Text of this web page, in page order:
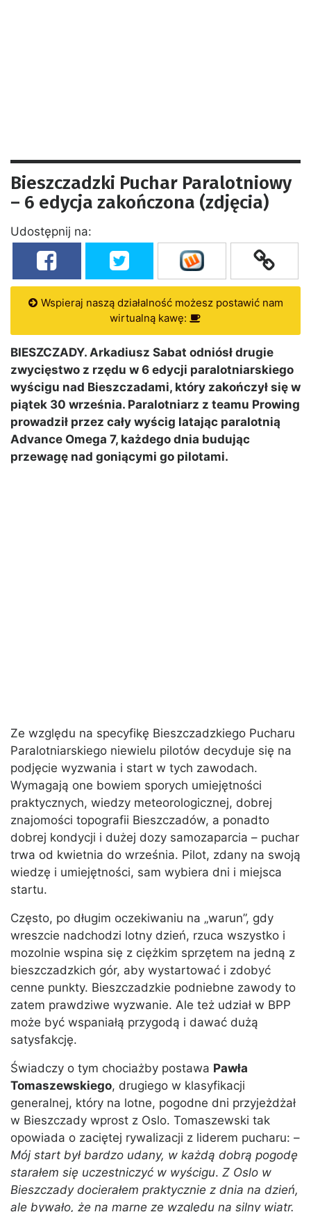
Bieszczadzki Puchar Paralotniowy
– 6 edycja zakończona (zdjęcia)
Udostępnij na:
Wspieraj naszą działalność możesz postawić nam
wirtualną kawę:
BIESZCZADY. Arkadiusz Sabat odniósł drugie
zwycięstwo z rzędu w 6 edycji paralotniarskiego
wyścigu nad Bieszczadami, który zakończył się w
piątek 30 września. Paralotniarz z teamu Prowing
prowadził przez cały wyścig latając paralotnią
Advance Omega 7, każdego dnia budując
przewagę nad goniącymi go pilotami.
Ze względu na specyfikę Bieszczadzkiego Pucharu
Paralotniarskiego niewielu pilotów decyduje się na
podjęcie wyzwania i start w tych zawodach.
Wymagają one bowiem sporych umiejętności
praktycznych, wiedzy meteorologicznej, dobrej
znajomości topografii Bieszczadów, a ponadto
dobrej kondycji i dużej dozy samozaparcia – puchar
trwa od kwietnia do września. Pilot, zdany na swoją
wiedzę i umiejętności, sam wybiera dni i miejsca
startu.
Często, po długim oczekiwaniu na „warun”, gdy
wreszcie nadchodzi lotny dzień, rzuca wszystko i
mozolnie wspina się z ciężkim sprzętem na jedną z
bieszczadzkich gór, aby wystartować i zdobyć
cenne punkty. Bieszczadzkie podniebne zawody to
zatem prawdziwe wyzwanie. Ale też udział w BPP
może być wspaniałą przygodą i dawać dużą
satysfakcję.
Świadczy o tym chociażby postawa Pawła
Tomaszewskiego, drugiego w klasyfikacji
generalnej, który na lotne, pogodne dni przyjeżdżał
w Bieszczady wprost z Oslo. Tomaszewski tak
opowiada o zaciętej rywalizacji z liderem pucharu: –
Mój start był bardzo udany, w każdą dobrą pogodę
starałem się uczestniczyć w wyścigu. Z Oslo w
Bieszczady docierałem praktycznie z dnia na dzień,
ale bywało, że na marne ze względu na silny wiatr.